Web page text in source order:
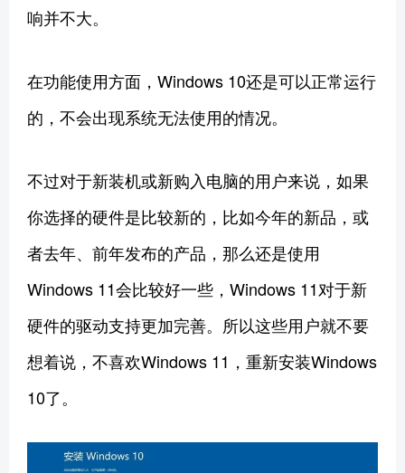
响并不大。
在功能使用方面，Windows 10还是可以正常运行
的，不会出现系统无法使用的情况。
不过对于新装机或新购入电脑的用户来说，如果
你选择的硬件是比较新的，比如今年的新品，或
者去年、前年发布的产品，那么还是使用
Windows 11会比较好一些，Windows 11对于新
硬件的驱动支持更加完善。所以这些用户就不要
想着说，不喜欢Windows 11，重新安装Windows
10了。